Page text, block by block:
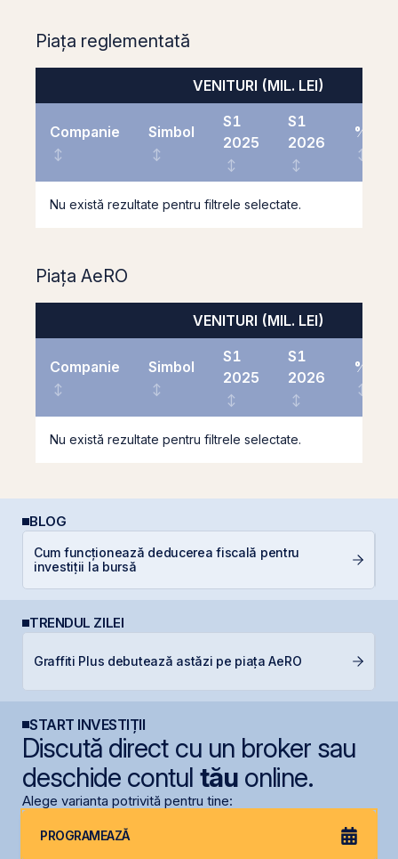
Piața reglementată
VENITURI (MIL. LEI)
Companie Simbol
S1
2025
S1
2026
%
Nu există rezultate pentru filtrele selectate.
Piața AeRO
VENITURI (MIL. LEI)
Companie Simbol
S1
2025
S1
2026
%
Nu există rezultate pentru filtrele selectate.
BLOG
Cum funcționează deducerea fiscală pentru
investiții la bursă
TRENDUL ZILEI
Graffiti Plus debutează astăzi pe piața AeRO
START INVESTIȚII
Discută direct cu un broker sau
deschide contul tăuonline.
Alege varianta potrivită pentru tine:
PROGRAMEAZĂ